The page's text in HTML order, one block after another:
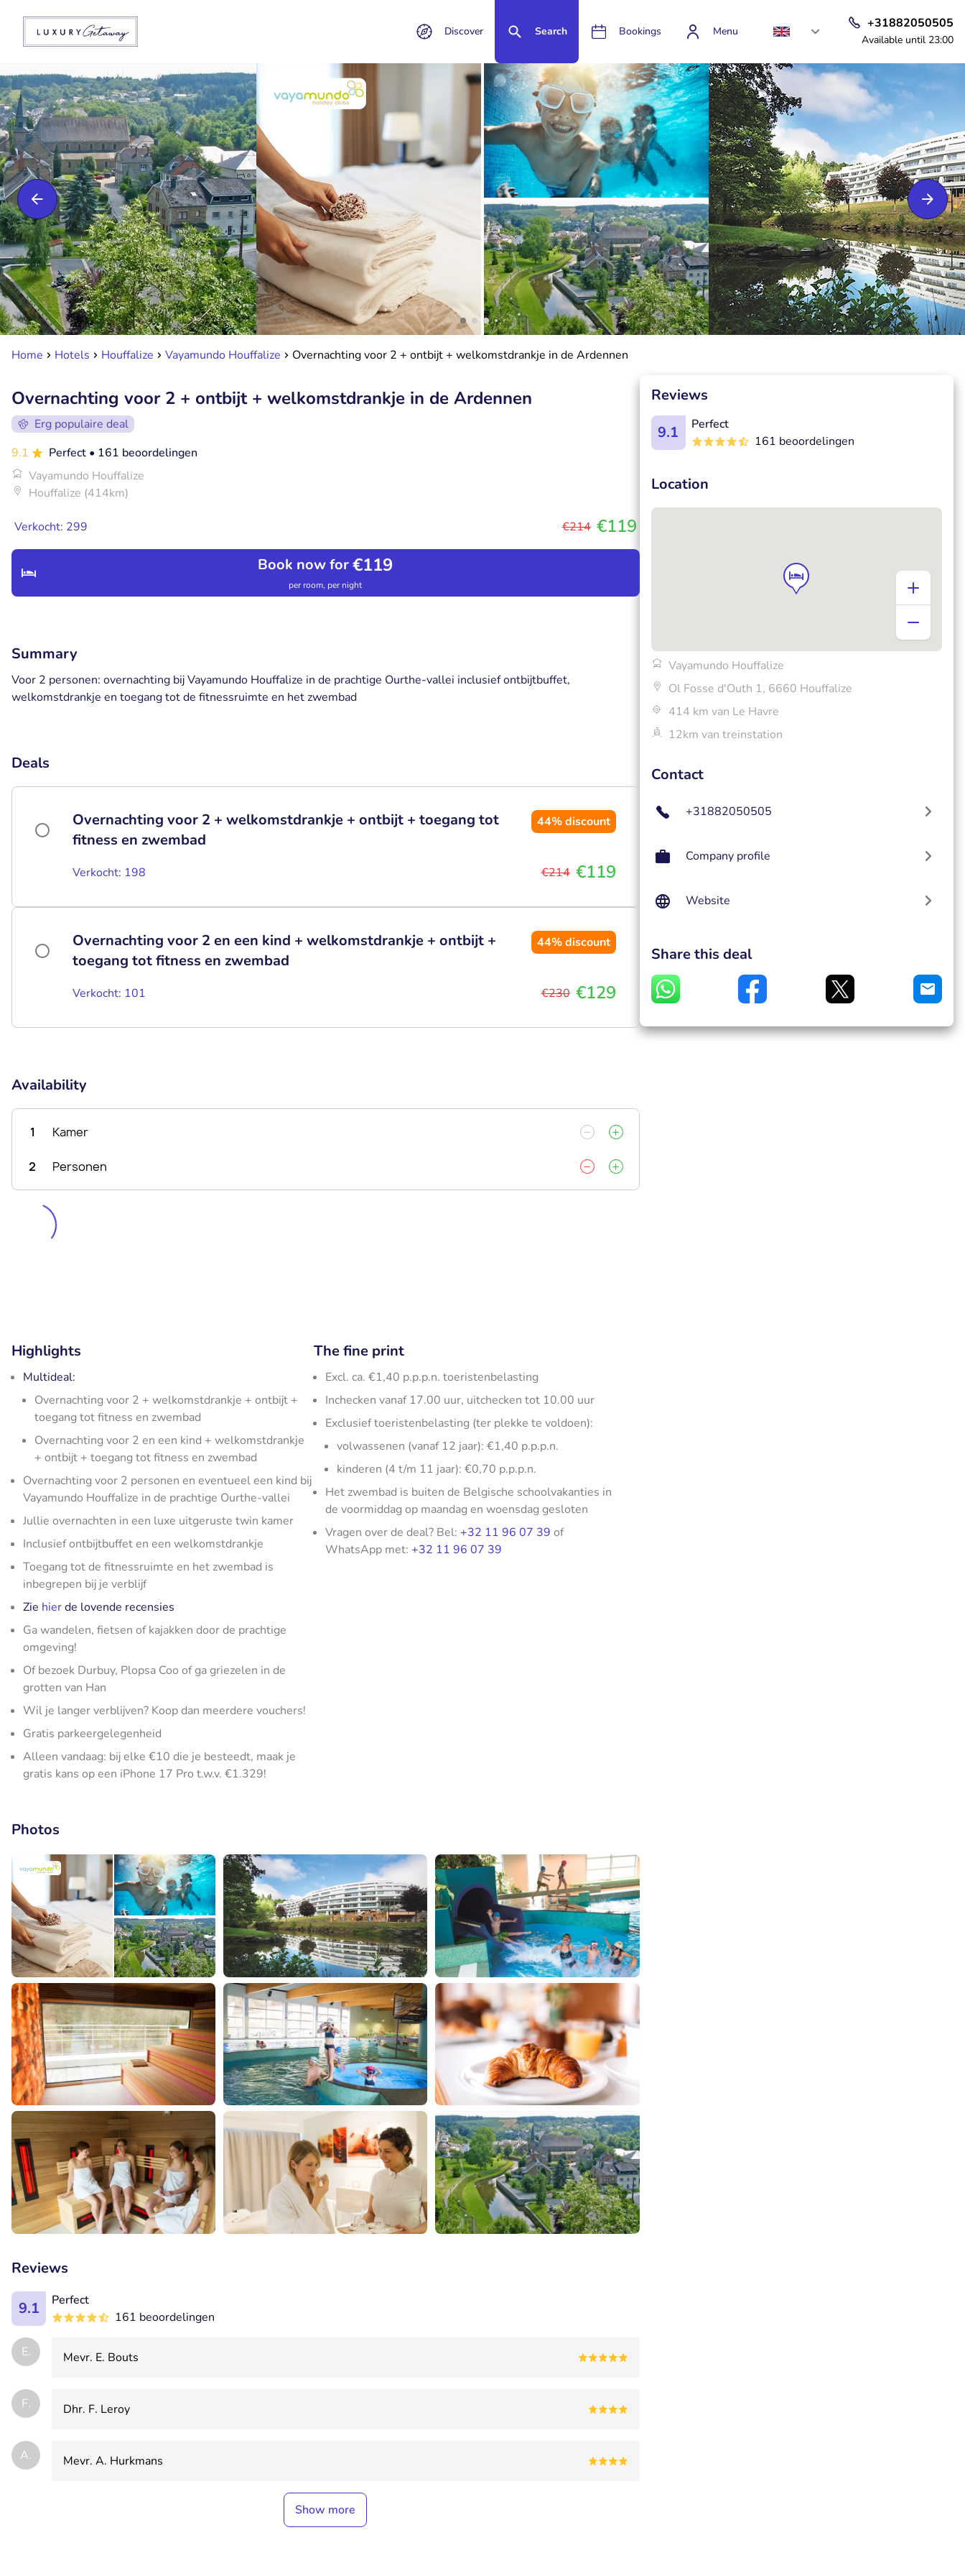
Discover Search Bookings Menu
+31882050505
Available until 23:00
Home Hotels Houffalize Vayamundo Houffalize Overnachting voor 2 + ontbijt + welkomstdrankje in de Ardennen
Overnachting voor 2 + ontbijt + welkomstdrankje in de Ardennen
Erg populaire deal
9.1
Perfect • 161 beoordelingen
Vayamundo Houffalize
Houffalize (414km)
Verkocht: 299 €214 €119
Book now for€119
per room, per night
Summary
Voor 2 personen: overnachting bij Vayamundo Houffalize in de prachtige Ourthe-vallei inclusief ontbijtbuffet,
welkomstdrankje en toegang tot de fitnessruimte en het zwembad
Deals
Overnachting voor 2 + welkomstdrankje + ontbijt + toegang tot
fitness en zwembad
44%discount
Verkocht: 198 €214 €119
Overnachting voor 2 en een kind + welkomstdrankje + ontbijt +
toegang tot fitness en zwembad
44%discount
Verkocht: 101 €230 €129
Availability
1 Kamer
2 Personen
Highlights
Multideal:
Overnachting voor 2 + welkomstdrankje + ontbijt +
toegang tot fitness en zwembad
Overnachting voor 2 en een kind + welkomstdrankje
+ ontbijt + toegang tot fitness en zwembad
Overnachting voor 2 personen en eventueel een kind bij
Vayamundo Houffalize in de prachtige Ourthe-vallei
Jullie overnachten in een luxe uitgeruste twin kamer
Inclusief ontbijtbuffet en een welkomstdrankje
Toegang tot de fitnessruimte en het zwembad is
inbegrepen bij je verblijf
Zie hierde lovende recensies
Ga wandelen, fietsen of kajakken door de prachtige
omgeving!
Of bezoek Durbuy, Plopsa Coo of ga griezelen in de
grotten van Han
Wil je langer verblijven? Koop dan meerdere vouchers!
Gratis parkeergelegenheid
Alleen vandaag: bij elke €10 die je besteedt, maak je
gratis kans op een iPhone 17 Pro t.w.v. €1.329!
The fine print
Excl. ca. €1,40 p.p.p.n. toeristenbelasting
Inchecken vanaf 17.00 uur, uitchecken tot 10.00 uur
Exclusief toeristenbelasting (ter plekke te voldoen):
volwassenen (vanaf 12 jaar): €1,40 p.p.p.n.
kinderen (4 t/m 11 jaar): €0,70 p.p.p.n.
Het zwembad is buiten de Belgische schoolvakanties in
de voormiddag op maandag en woensdag gesloten
Vragen over de deal? Bel: +32 11 96 07 39 of
WhatsApp met: +32 11 96 07 39
Photos
Reviews
9.1
Perfect
161 beoordelingen
E. Mevr. E. Bouts
F. Dhr. F. Leroy
A. Mevr. A. Hurkmans
Show more
Reviews
9.1
Perfect
161 beoordelingen
Location
Vayamundo Houffalize
Ol Fosse d'Outh 1, 6660 Houffalize
414 km van Le Havre
12km van treinstation
Contact
+31882050505
Company profile
Website
Share this deal